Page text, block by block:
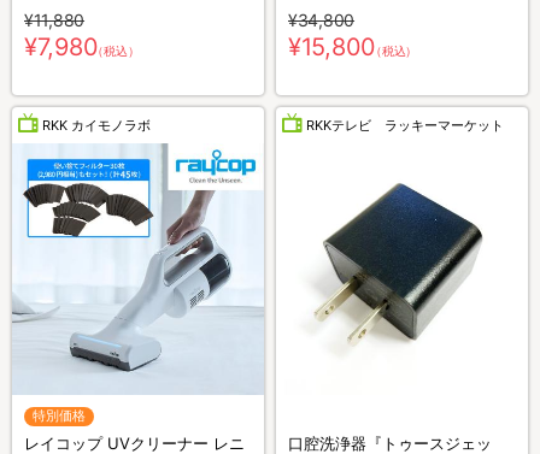
／ハンディ掃除機
¥11,880
¥7,980（税込）
¥34,800
¥15,800（税込）
RKK カイモノラボ
特別価格
レイコップ UVクリーナー レニ
RKKテレビ ラッキーマーケット
口腔洗浄器『トゥースジェッ